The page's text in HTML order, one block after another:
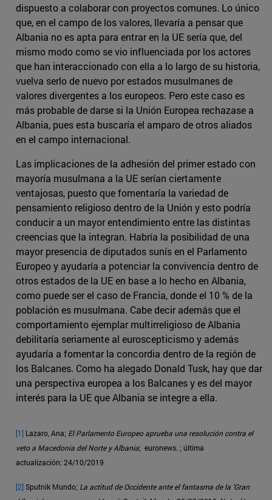
dispuesto a colaborar con proyectos comunes. Lo único
que, en el campo de los valores, llevaría a pensar que
Albania no es apta para entrar en la UE sería que, del
mismo modo como se vio influenciada por los actores
que han interaccionado con ella a lo largo de su historia,
vuelva serlo de nuevo por estados musulmanes de
valores divergentes a los europeos. Pero este caso es
más probable de darse si la Unión Europea rechazase a
Albania, pues esta buscaría el amparo de otros aliados
en el campo internacional.
Las implicaciones de la adhesión del primer estado con
mayoría musulmana a la UE serían ciertamente
ventajosas, puesto que fomentaría la variedad de
pensamiento religioso dentro de la Unión y esto podría
conducir a un mayor entendimiento entre las distintas
creencias que la integran. Habría la posibilidad de una
mayor presencia de diputados sunís en el Parlamento
Europeo y ayudaría a potenciar la convivencia dentro de
otros estados de la UE en base a lo hecho en Albania,
como puede ser el caso de Francia, donde el 10 % de la
población es musulmana. Cabe decir además que el
comportamiento ejemplar multirreligioso de Albania
debilitaría seriamente al euroscepticismo y además
ayudaría a fomentar la concordia dentro de la región de
los Balcanes. Como ha alegado Donald Tusk, hay que dar
una perspectiva europea a los Balcanes y es del mayor
interés para la UE que Albania se integre a ella.
[1] Lazaro, Ana; El Parlamento Europeo aprueba una resolución contra el
veto a Macedonia del Norte y Albania; euronews. ; última
actualización: 24/10/2019
[2]Sputnik Mundo; La actitud de Occidente ante el fantasma de la 'Gran